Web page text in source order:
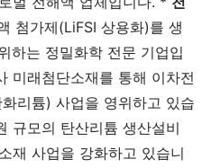
첨가제(LiFSI 상용화)를 생
하는 정밀화학 전문 기업입
미래첨단소재를 통해 이차전
리튬) 사업을 영위하고 있습
규모의 탄산리튬 생산설비
재 사업을 강화하고 있습니